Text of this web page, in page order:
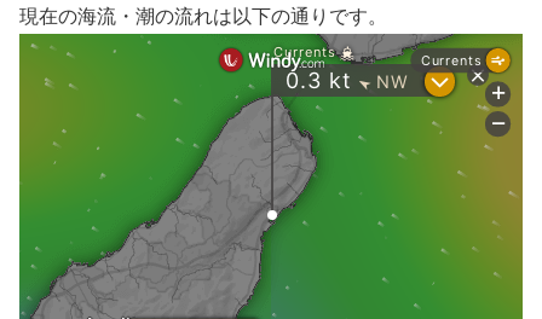
現在の海流・潮の流れは以下の通りです。